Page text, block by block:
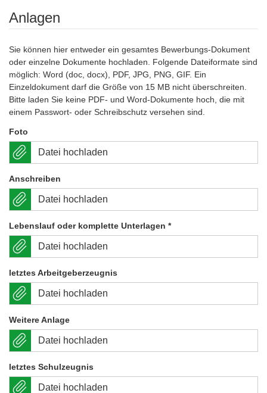
Anlagen
Sie können hier entweder ein gesamtes Bewerbungs-Dokument
oder einzelne Dokumente hochladen. Folgende Dateiformate sind
möglich: Word (doc, docx), PDF, JPG, PNG, GIF. Ein
Einzeldokument darf die Größe von 15 MB nicht überschreiten.
Bitte laden Sie keine PDF- und Word-Dokumente hoch, die mit
einem Passwort- oder Schreibschutz versehen sind.
Foto
Datei hochladen
Anschreiben
Datei hochladen
Lebenslauf oder komplette Unterlagen *
Datei hochladen
letztes Arbeitgeberzeugnis
Datei hochladen
Weitere Anlage
Datei hochladen
letztes Schulzeugnis
Datei hochladen